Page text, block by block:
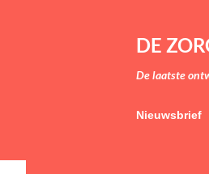
DE
De laatste
Nieuwsbrief